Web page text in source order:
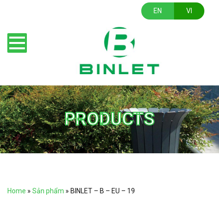
EN VI
PRODUCTS
Home » Sản phẩm » BINLET – B – EU – 19